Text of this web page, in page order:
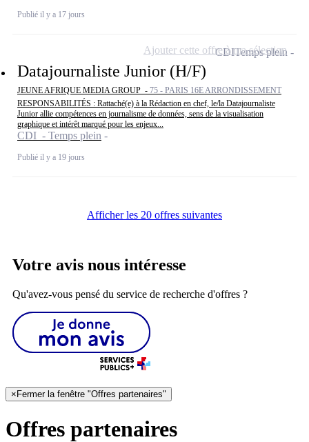
Publié il y a 17 jours
Datajournaliste Junior (H/F)
JEUNE AFRIQUE MEDIA GROUP - 75 - PARIS 16E ARRONDISSEMENT
RESPONSABILITÉS : Rattaché(e) à la Rédaction en chef, le/la Datajournaliste
Junior allie compétences en journalisme de données, sens de la visualisation
graphique et intérêt marqué pour les enjeux...
CDI - Temps plein
Publié il y a 19 jours
CDITemps plein
Ajouter cette offre à ma sélection
Afficher les 20 offres suivantes
Votre avis nous intéresse
Qu'avez-vous pensé du service de recherche d'offres ?
× Fermer la fenêtre "Offres partenaires"
Offres partenaires